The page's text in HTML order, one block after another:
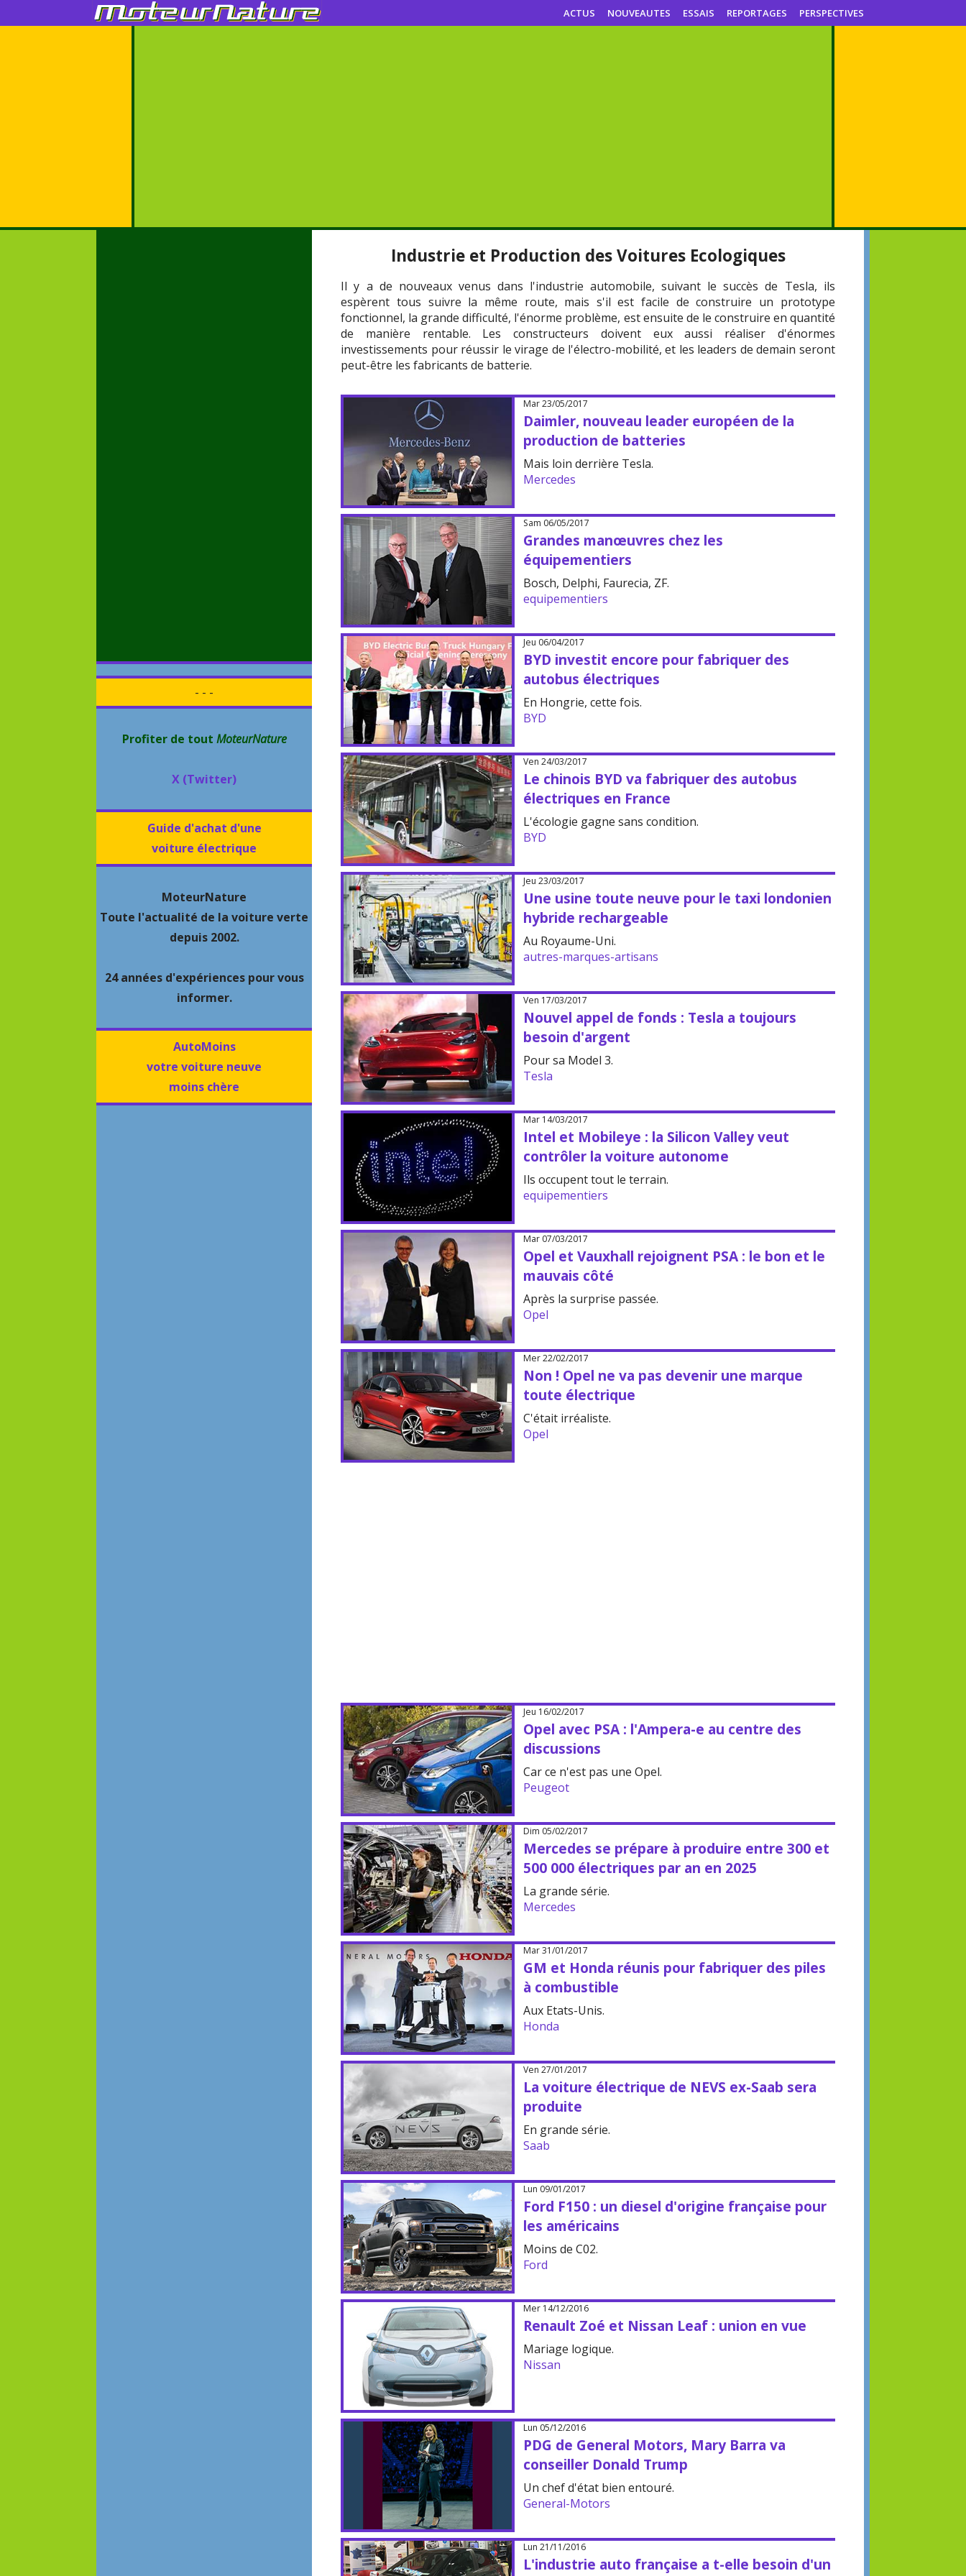
ACTUS NOUVEAUTES ESSAIS REPORTAGES PERSPECTIVES
- - -
Profiter de tout MoteurNature
X (Twitter)
Guide d'achat d'une
voiture électrique
MoteurNature
Toute l'actualité de la voiture verte
depuis 2002.
24 années d'expériences pour vous
informer.
AutoMoins
votre voiture neuve
moins chère
Industrie et Production des Voitures Ecologiques
Il y a de nouveaux venus dans l'industrie automobile, suivant le succès de Tesla, ils
espèrent tous suivre la même route, mais s'il est facile de construire un prototype
fonctionnel, la grande difficulté, l'énorme problème, est ensuite de le construire en quantité
de manière rentable. Les constructeurs doivent eux aussi réaliser d'énormes
investissements pour réussir le virage de l'électro-mobilité, et les leaders de demain seront
peut-être les fabricants de batterie.
Mar 23/05/2017
Daimler, nouveau leader européen de la
production de batteries
Mais loin derrière Tesla.
Mercedes
Sam 06/05/2017
Grandes manœuvres chez les
équipementiers
Bosch, Delphi, Faurecia, ZF.
equipementiers
Jeu 06/04/2017
BYD investit encore pour fabriquer des
autobus électriques
En Hongrie, cette fois.
BYD
Ven 24/03/2017
Le chinois BYD va fabriquer des autobus
électriques en France
L'écologie gagne sans condition.
BYD
Jeu 23/03/2017
Une usine toute neuve pour le taxi londonien
hybride rechargeable
Au Royaume-Uni.
autres-marques-artisans
Ven 17/03/2017
Nouvel appel de fonds : Tesla a toujours
besoin d'argent
Pour sa Model 3.
Tesla
Mar 14/03/2017
Intel et Mobileye : la Silicon Valley veut
contrôler la voiture autonome
Ils occupent tout le terrain.
equipementiers
Mar 07/03/2017
Opel et Vauxhall rejoignent PSA : le bon et le
mauvais côté
Après la surprise passée.
Opel
Mer 22/02/2017
Non ! Opel ne va pas devenir une marque
toute électrique
C'était irréaliste.
Opel
Jeu 16/02/2017
Opel avec PSA : l'Ampera-e au centre des
discussions
Car ce n'est pas une Opel.
Peugeot
Dim 05/02/2017
Mercedes se prépare à produire entre 300 et
500 000 électriques par an en 2025
La grande série.
Mercedes
Mar 31/01/2017
GM et Honda réunis pour fabriquer des piles
à combustible
Aux Etats-Unis.
Honda
Ven 27/01/2017
La voiture électrique de NEVS ex-Saab sera
produite
En grande série.
Saab
Lun 09/01/2017
Ford F150 : un diesel d'origine française pour
les américains
Moins de C02.
Ford
Mer 14/12/2016
Renault Zoé et Nissan Leaf : union en vue
Mariage logique.
Nissan
Lun 05/12/2016
PDG de General Motors, Mary Barra va
conseiller Donald Trump
Un chef d'état bien entouré.
General-Motors
Lun 21/11/2016
L'industrie auto française a t-elle besoin d'un